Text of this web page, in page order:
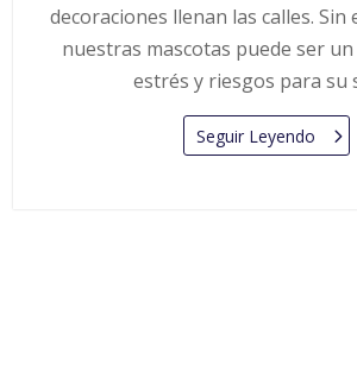
decoraciones llenan las calles.
nuestras mascotas puede ser
estrés y riesgos para su
Seguir Leyendo